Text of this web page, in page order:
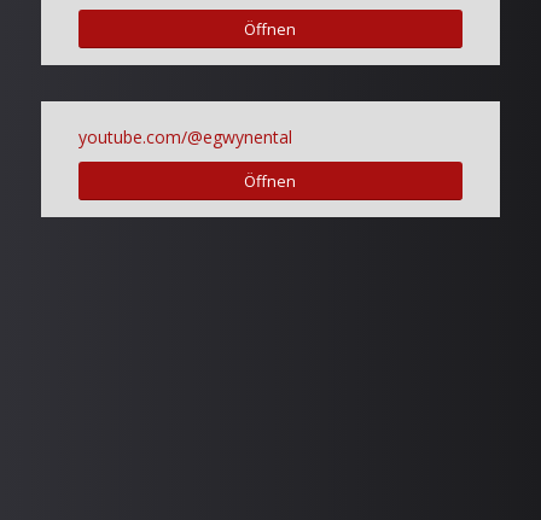
Öffnen
youtube.com/@egwynental
Öffnen